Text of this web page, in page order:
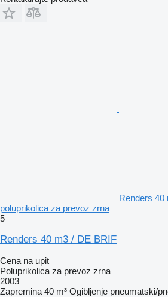
Renders 40
poluprikolica za prevoz zrna
5
Renders 40 m3 / DE BRIF
Cena na upit
Poluprikolica za prevoz zrna
2003
Zapremina 40 m³ Ogibljenje pneumatski/